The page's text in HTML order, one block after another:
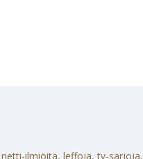
ilmiöitä, leffoja, tv-sarjoja,